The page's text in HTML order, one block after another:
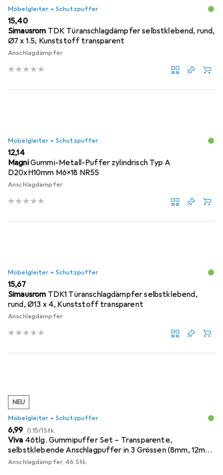
Möbelgleiter + Schutzpuffer
EUR
15,40
Simausrom TDK Türanschlagdämpfer selbstklebend, rund,
Ø7 x 1.5, Kunststoff transparent
Anschlagdämpfer
Möbelgleiter + Schutzpuffer
EUR
12,14
MagniGummi-Metall-Puffer zylindrisch Typ A
D20xH10mm M6x18 NR55
Anschlagdämpfer
Möbelgleiter + Schutzpuffer
EUR
15,67
Simausrom TDK1 Türanschlagdämpfer selbstklebend,
rund, Ø13 x 4, Kunststoff transparent
Anschlagdämpfer
NEU
Möbelgleiter + Schutzpuffer
EUR
6,99 EUR
0,15/1Stk.
Viva 46tlg. Gummipuffer Set – Transparente,
selbstklebende Anschlagpuffer in 3 Grössen (8mm, 12mm,
18mm)
Anschlagdämpfer, 46 Stk.